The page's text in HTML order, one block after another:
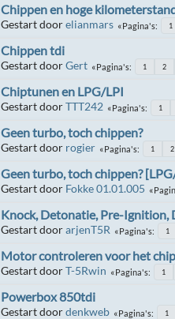
Chippen en hoge
Gestart doorelianmars Pagina's 1
Chippen tdi
Gestart doorGert Pagina's 1 2
Chiptunen en LPG/LPI
Gestart doorTTT242 Pagina's 1
Geen turbo, toch chippen?
Gestart door rogier Pagina's 1 2
Geen turbo, toch chippen?
Gestart door Fokke 01.01.005
Knock, Detonatie, Pre-Ignition,
Gestart doorarjenT5R Pagina's 1
Motor controleren voor het
Gestart doorT-5Rwin Pagina's 1
Powerbox 850tdi
Gestart doordenkweb Pagina's 1